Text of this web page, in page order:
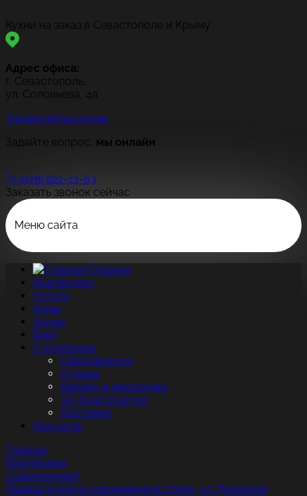
Кухни на заказ в Севастополе и Крыму
Адрес офиса:
г. Севастополь,
ул. Соловьева, 4а
Калькулятор кухни
Задайте вопрос, мы онлайн
+7 (978) 822-13-63
Заказать звонок сейчас
Меню сайта
Главная
Портфолио
Услуги
Цены
Акции
Блог
О компании
Сертификаты
Отзывы
Кредит и рассрочка
3D-Конструктор
Доставка
Контакты
Главная
Портфолио
Современный
Прямая кухня в современном стиле, ул. Парковая